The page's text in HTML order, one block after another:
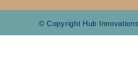
© Copyright Hub